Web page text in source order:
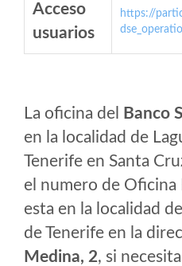
Acceso
usuarios
https://
La oficina del Banco
en la localidad de
Tenerife en Santa
el numero de Oficina
esta en la localidad
de Tenerife en la
Medina, 2, si